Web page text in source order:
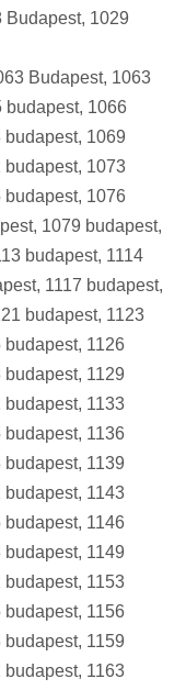
Budapest, 1029
Budapest, 1063
budapest, 1066
budapest, 1069
budapest, 1073
budapest, 1076
1079 budapest,
budapest, 1114
1117 budapest,
budapest, 1123
budapest, 1126
budapest, 1129
budapest, 1133
budapest, 1136
budapest, 1139
budapest, 1143
budapest, 1146
budapest, 1149
budapest, 1153
budapest, 1156
budapest, 1159
budapest, 1163